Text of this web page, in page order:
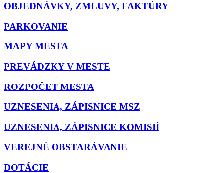
OBJEDNÁVKY, ZMLUVY, FAKTÚRY
PARKOVANIE
MAPY MESTA
PREVÁDZKY V MESTE
ROZPOČET MESTA
UZNESENIA, ZÁPISNICE MSZ
UZNESENIA, ZÁPISNICE KOMISIÍ
VEREJNÉ OBSTARÁVANIE
DOTÁCIE